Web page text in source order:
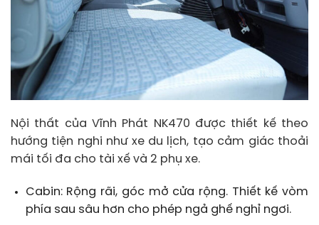
Nội thất của Vĩnh Phát NK470 được thiết kế theo
hướng tiện nghi như xe du lịch, tạo cảm giác thoải
mái tối đa cho tài xế và 2 phụ xe.
Cabin: Rộng rãi, góc mở cửa rộng. Thiết kế vòm
phía sau sâu hơn cho phép ngả ghế nghỉ ngơi.